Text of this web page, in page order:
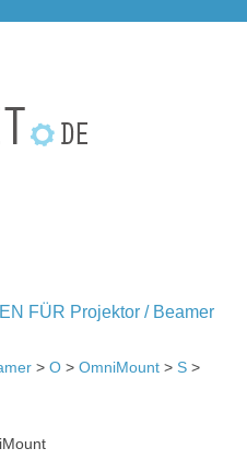
FÜR Projektor / Beamer
> O > OmniMount > S >